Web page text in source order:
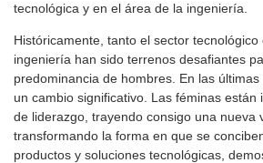
tecnológica y en el área de la ingeniería.
Históricamente, tanto el sector
ingeniería han sido terrenos desafiantes
predominancia de hombres. En las
un cambio significativo. Las féminas están
de liderazgo, trayendo consigo una nueva
transformando la forma en que se
productos y soluciones tecnológicas,